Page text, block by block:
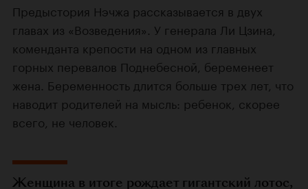
Предыстория Нэчжа рассказывается в двух
главах из «Возведения». У генерала Ли Цзина,
коменданта крепости на одном из главных
горных перевалов Поднебесной, беременеет
жена. Беременность длится больше трех лет, что
наводит родителей на мысль: ребенок, скорее
всего, не человек.
Женщина в итоге рождает гигантский лотос,